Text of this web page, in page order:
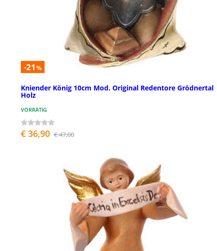
-21 %
Kniender König 10cm Mod. Original Redentore Grödnertal
Holz
VORRÄTIG
€ 36,90 € 47,00